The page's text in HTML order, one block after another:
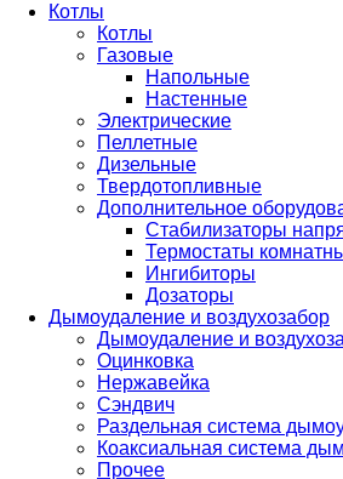
Котлы
Котлы
Газовые
Напольные
Настенные
Электрические
Пеллетные
Дизельные
Твердотопливные
Дополнительное
Стабилизаторы
Термостаты
Ингибиторы
Дозаторы
Дымоудаление и воздухозабор
Дымоудаление и
Оцинковка
Нержавейка
Сэндвич
Раздельная система
Коаксиальная система
Прочее